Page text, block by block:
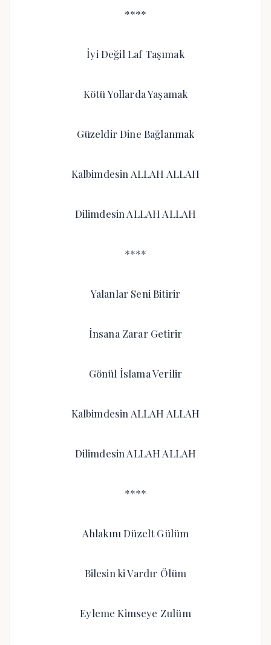
****
İyi Değil Laf Taşımak
Kötü Yollarda Yaşamak
Güzeldir Dine Bağlanmak
Kalbimdesin ALLAH ALLAH
Dilimdesin ALLAH ALLAH
****
Yalanlar Seni Bitirir
İnsana Zarar Getirir
Gönül İslama Verilir
Kalbimdesin ALLAH ALLAH
Dilimdesin ALLAH ALLAH
****
Ahlakını Düzelt Gülüm
Bilesin ki Vardır Ölüm
Eyleme Kimseye Zulüm